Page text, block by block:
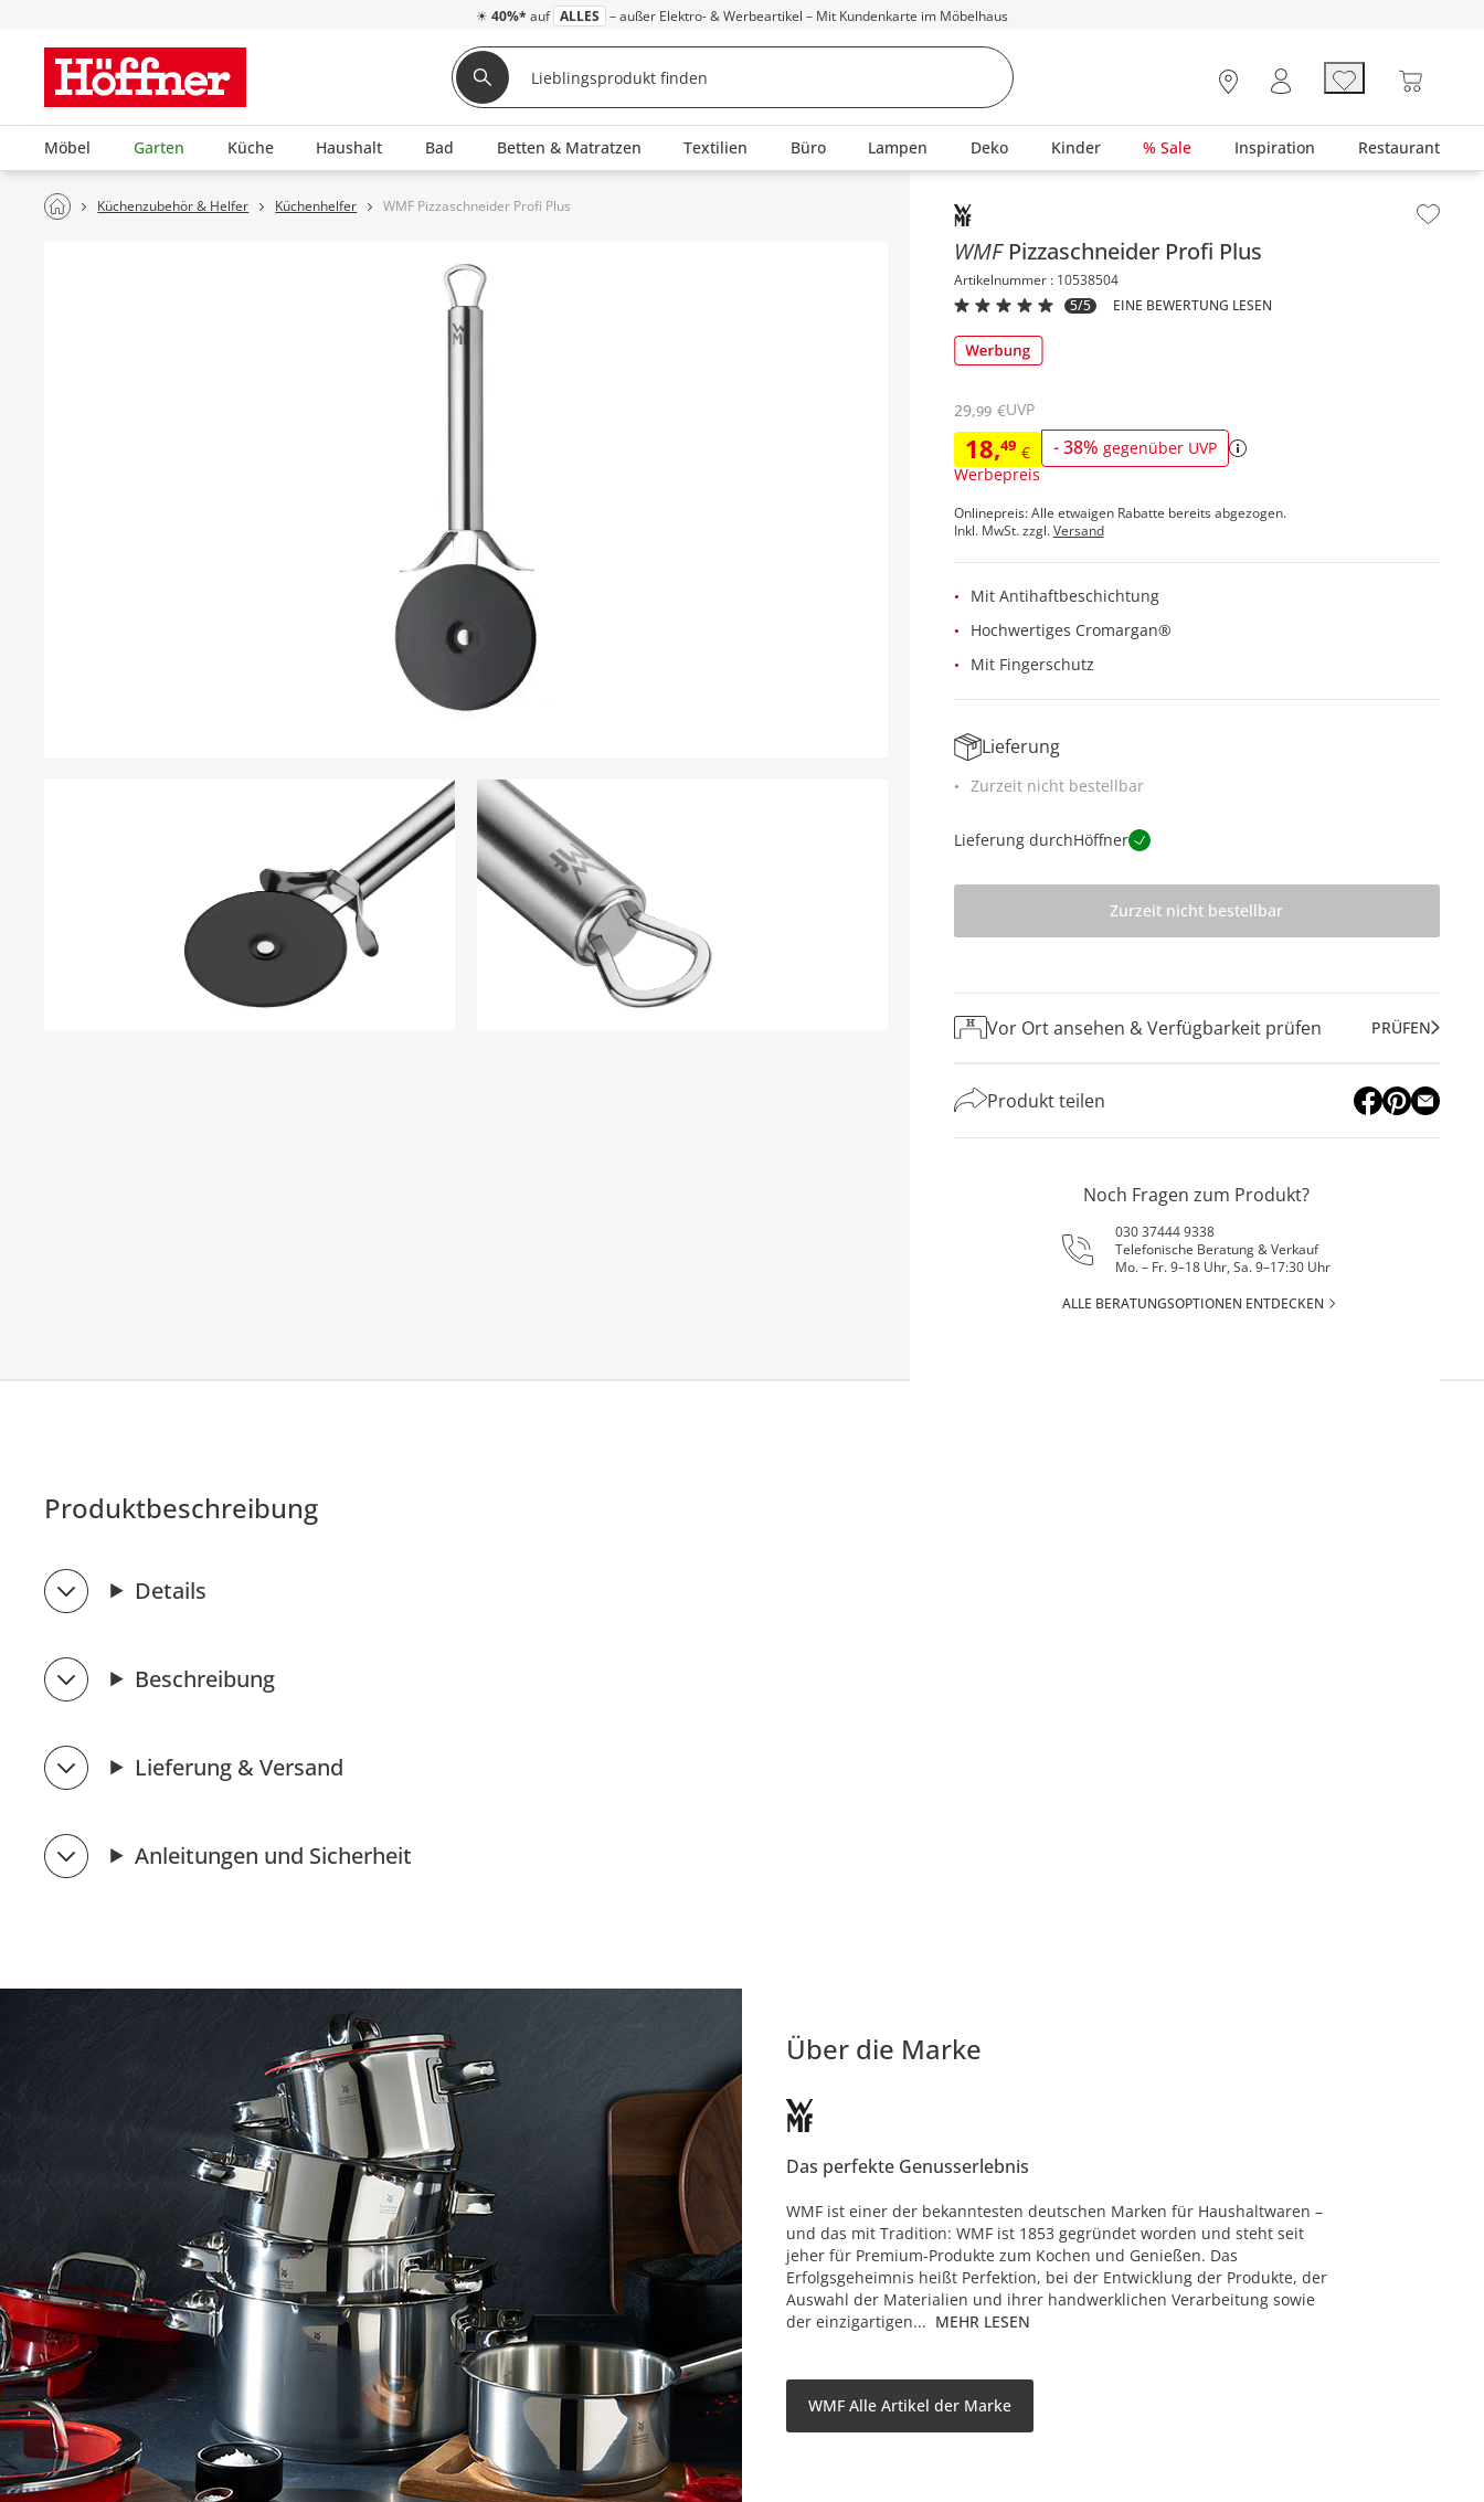
☀ 40%* auf ALLES – außer Elektro- & Werbeartikel – Mit Kundenkarte im Möbelhaus
Möbel Garten Küche Haushalt Bad Betten & Matratzen Textilien Büro Lampen Deko Kinder % Sale Inspiration Restaurant
Küchenzubehör & Helfer Küchenhelfer WMF Pizzaschneider Profi Plus Inhalt der Seitenleiste überspringen - Zum Seitenende
WMF Pizzaschneider Profi Plus
Artikelnummer : 10538504
5/5
EINE BEWERTUNG LESEN
18,49 € -38% gegenüber UVP
Werbepreis
29,99 €UVP
Onlinepreis: Alle etwaigen Rabatte bereits abgezogen.
Inkl. MwSt. zzgl.Versand
Mit Antihaftbeschichtung
Hochwertiges Cromargan®
Mit Fingerschutz
Lieferung
Zurzeit nicht bestellbar
Lieferung durchHöffner
Zurzeit nicht bestellbar
Vor Ort ansehen & Verfügbarkeit prüfen PRÜFEN
Produkt teilen
Noch Fragen zum Produkt?
030 37444 9338
Telefonische Beratung & Verkauf
Mo. – Fr. 9–18 Uhr, Sa. 9–17:30 Uhr
ALLE BERATUNGSOPTIONEN ENTDECKEN
Produktbeschreibung
Details
Beschreibung
Lieferung & Versand
Anleitungen und Sicherheit
Über die Marke
Das perfekte Genusserlebnis
WMF ist einer der bekanntesten deutschen Marken für Haushaltwaren –
und das mit Tradition: WMF ist 1853 gegründet worden und steht seit
jeher für Premium-Produkte zum Kochen und Genießen. Das
Erfolgsgeheimnis heißt Perfektion, bei der Entwicklung der Produkte, der
Auswahl der Materialien und ihrer handwerklichen Verarbeitung sowie
der einzigartigen... MEHR LESEN
WMF Alle Artikel der Marke